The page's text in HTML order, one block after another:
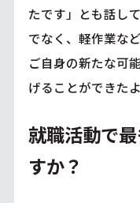
たです」とも話し
でなく、軽作業な
ご自身の新たな可
げることができたよ
就職活動で
すか？